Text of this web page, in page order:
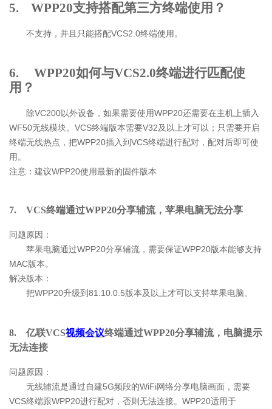
5. WPP20支持搭配第三方终端使用？
不支持，并且只能搭配VCS2.0终端使用。
6. WPP20如何与VCS2.0终端进行匹配使
用？
除VC200以外设备，如果需要使用WPP20还需要在主机上插入
WF50无线模块。VCS终端版本需要V32及以上才可以；只需要开启
终端无线热点，把WPP20插入到VCS终端进行配对，配对后即可使
用。
注意：建议WPP20使用最新的固件版本
7. VCS终端通过WPP20分享辅流，苹果电脑无法分享
问题原因：
苹果电脑通过WPP20分享辅流，需要保证WPP20版本能够支持
MAC版本。
解决版本：
把WPP20升级到81.10.0.5版本及以上才可以支持苹果电脑。
8. 亿联VCS视频会议终端通过WPP20分享辅流，电脑提示
无法连接
问题原因：
无线辅流是通过自建5G频段的WiFi网络分享电脑画面，需要
VCS终端跟WPP20进行配对，否则无法连接。WPP20适用于